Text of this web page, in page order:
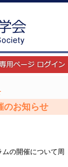
のお知らせ
の開催について周